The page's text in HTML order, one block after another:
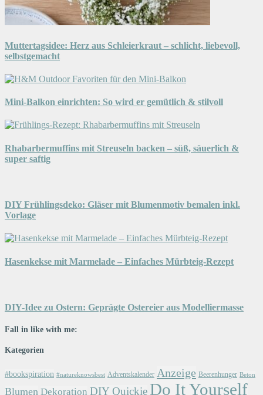
Muttertagsidee: Herz aus Schleierkraut – schlicht, liebevoll,
selbstgemacht
Mini-Balkon einrichten: So wird er gemütlich & stilvoll
Rhabarbermuffins mit Streuseln backen – süß, säuerlich &
super saftig
DIY Frühlingsdeko: Gläser mit Blumenmotiv bemalen inkl.
Vorlage
Hasenkekse mit Marmelade – Einfaches Mürbteig-Rezept
DIY-Idee zu Ostern: Geprägte Ostereier aus Modelliermasse
Fall in like with me:
Kategorien
#bookspiration #natureknowsbest Adventskalender Anzeige Beerenhunger Beton
Blumen Dekoration DIY Quickie Do It Yourself